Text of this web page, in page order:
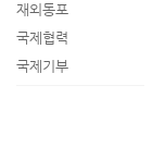
재외동포
국제협력
국제기부